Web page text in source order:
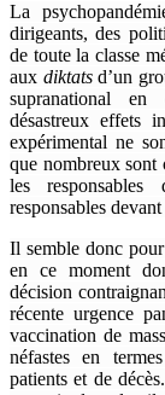
La
dirigeants, des
de toute la classe
aux diktatsd’un
supranational
désastreux effets
expérimental ne
que nombreux sont
les
responsables
Il semble donc
en ce moment
décision
récente urgence
vaccination de
néfastes en
patients et de